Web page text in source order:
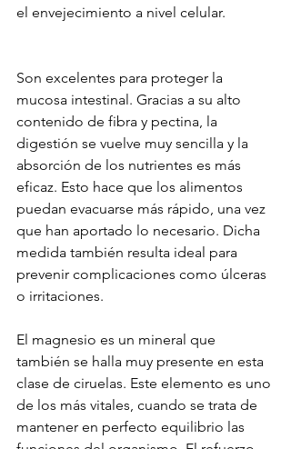
el envejecimiento a nivel celular.
Son excelentes para proteger la
mucosa intestinal. Gracias a su alto
contenido de fibra y pectina, la
digestión se vuelve muy sencilla y la
absorción de los nutrientes es más
eficaz. Esto hace que los alimentos
puedan evacuarse más rápido, una vez
que han aportado lo necesario. Dicha
medida también resulta ideal para
prevenir complicaciones como úlceras
o irritaciones.
El magnesio es un mineral que
también se halla muy presente en esta
clase de ciruelas. Este elemento es uno
de los más vitales, cuando se trata de
mantener en perfecto equilibrio las